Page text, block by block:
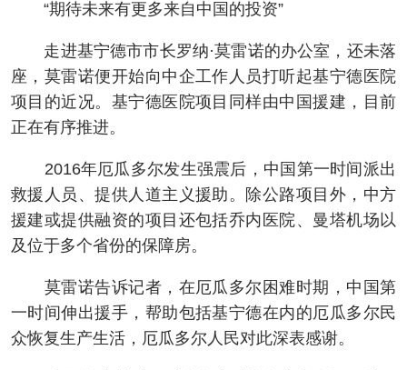
“期待未来有更多来自中国的投资”
走进基宁德市市长罗纳·莫雷诺的办公室，还未落
座，莫雷诺便开始向中企工作人员打听起基宁德医院
项目的近况。基宁德医院项目同样由中国援建，目前
正在有序推进。
2016年厄瓜多尔发生强震后，中国第一时间派出
救援人员、提供人道主义援助。除公路项目外，中方
援建或提供融资的项目还包括乔内医院、曼塔机场以
及位于多个省份的保障房。
莫雷诺告诉记者，在厄瓜多尔困难时期，中国第
一时间伸出援手，帮助包括基宁德在内的厄瓜多尔民
众恢复生产生活，厄瓜多尔人民对此深表感谢。